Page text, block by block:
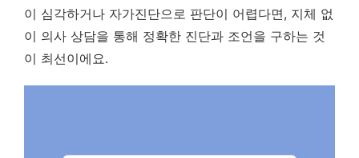
이 심각하거나 자가진단으로 판단이 어렵다면, 지체 없
이 의사 상담을 통해 정확한 진단과 조언을 구하는 것
이 최선이에요.